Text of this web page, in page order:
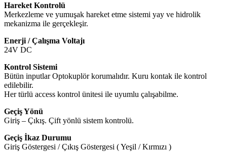
Hareket Kontrolü
Merkezleme ve yumuşak hareket etme sistemi yay ve hidrolik
mekanizma ile gerçekleşir.
Enerji / Çalışma Voltajı
24V DC
Kontrol Sistemi
Bütün inputlar Optokuplör korumalıdır. Kuru kontak ile kontrol
edilebilir.
Her türlü access kontrol ünitesi ile uyumlu çalışabilme.
Geçiş Yönü
Giriş – Çıkış. Çift yönlü sistem kontrolü.
Geçiş İkaz Durumu
Giriş Göstergesi / Çıkış Göstergesi ( Yeşil / Kırmızı )